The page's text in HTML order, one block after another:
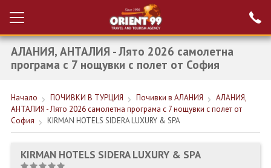
Вход за агенти
Проверка на
резервация
НОВА ГОДИНА ТУРЦИЯ
НОВА ГОДИНА
ПОЧИВКИ
АЛАНИЯ, АНТАЛИЯ - Лято 2026 самолетна
програма с 7 нощувки с полет от София
Начало ПОЧИВКИ В ТУРЦИЯ Почивки в АЛАНИЯ
АЛАНИЯ,
АНТАЛИЯ - Лято 2026 самолетна програма с 7 нощувки с полет от
София
KIRMAN HOTELS SIDERA LUXURY & SPA
KIRMAN HOTELS SIDERA LUXURY & SPA